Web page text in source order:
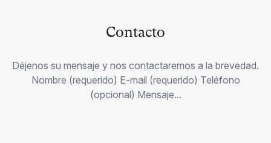
Contacto
Déjenos su mensaje y nos contactaremos a la brevedad.
Nombre (requerido) E-mail (requerido) Teléfono
(opcional) Mensaje...